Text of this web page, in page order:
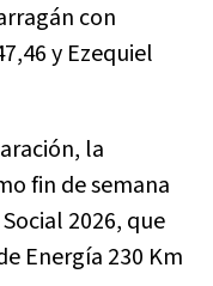
con
y Ezequiel
la
fin de semana
2026, que
Energía 230 Km